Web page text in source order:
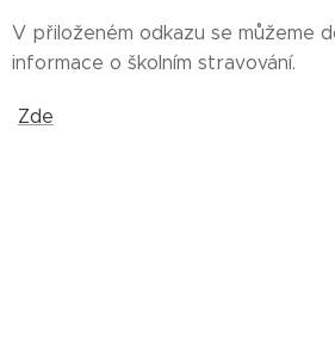
V přiloženém odkazu se můžeme
informace o školním stravování.
Zde